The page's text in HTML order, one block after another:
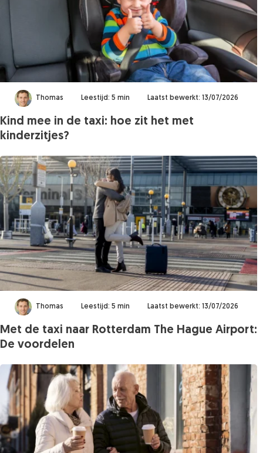
Thomas Leestijd: 5 min Laatst bewerkt: 13/07/2026
Kind mee in de taxi: hoe zit het met
kinderzitjes?
Thomas Leestijd: 5 min Laatst bewerkt: 13/07/2026
Met de taxi naar Rotterdam The Hague Airport:
De voordelen